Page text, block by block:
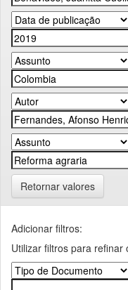
Retornar valores
Adicionar filtros:
Utilizar filtros para refinar